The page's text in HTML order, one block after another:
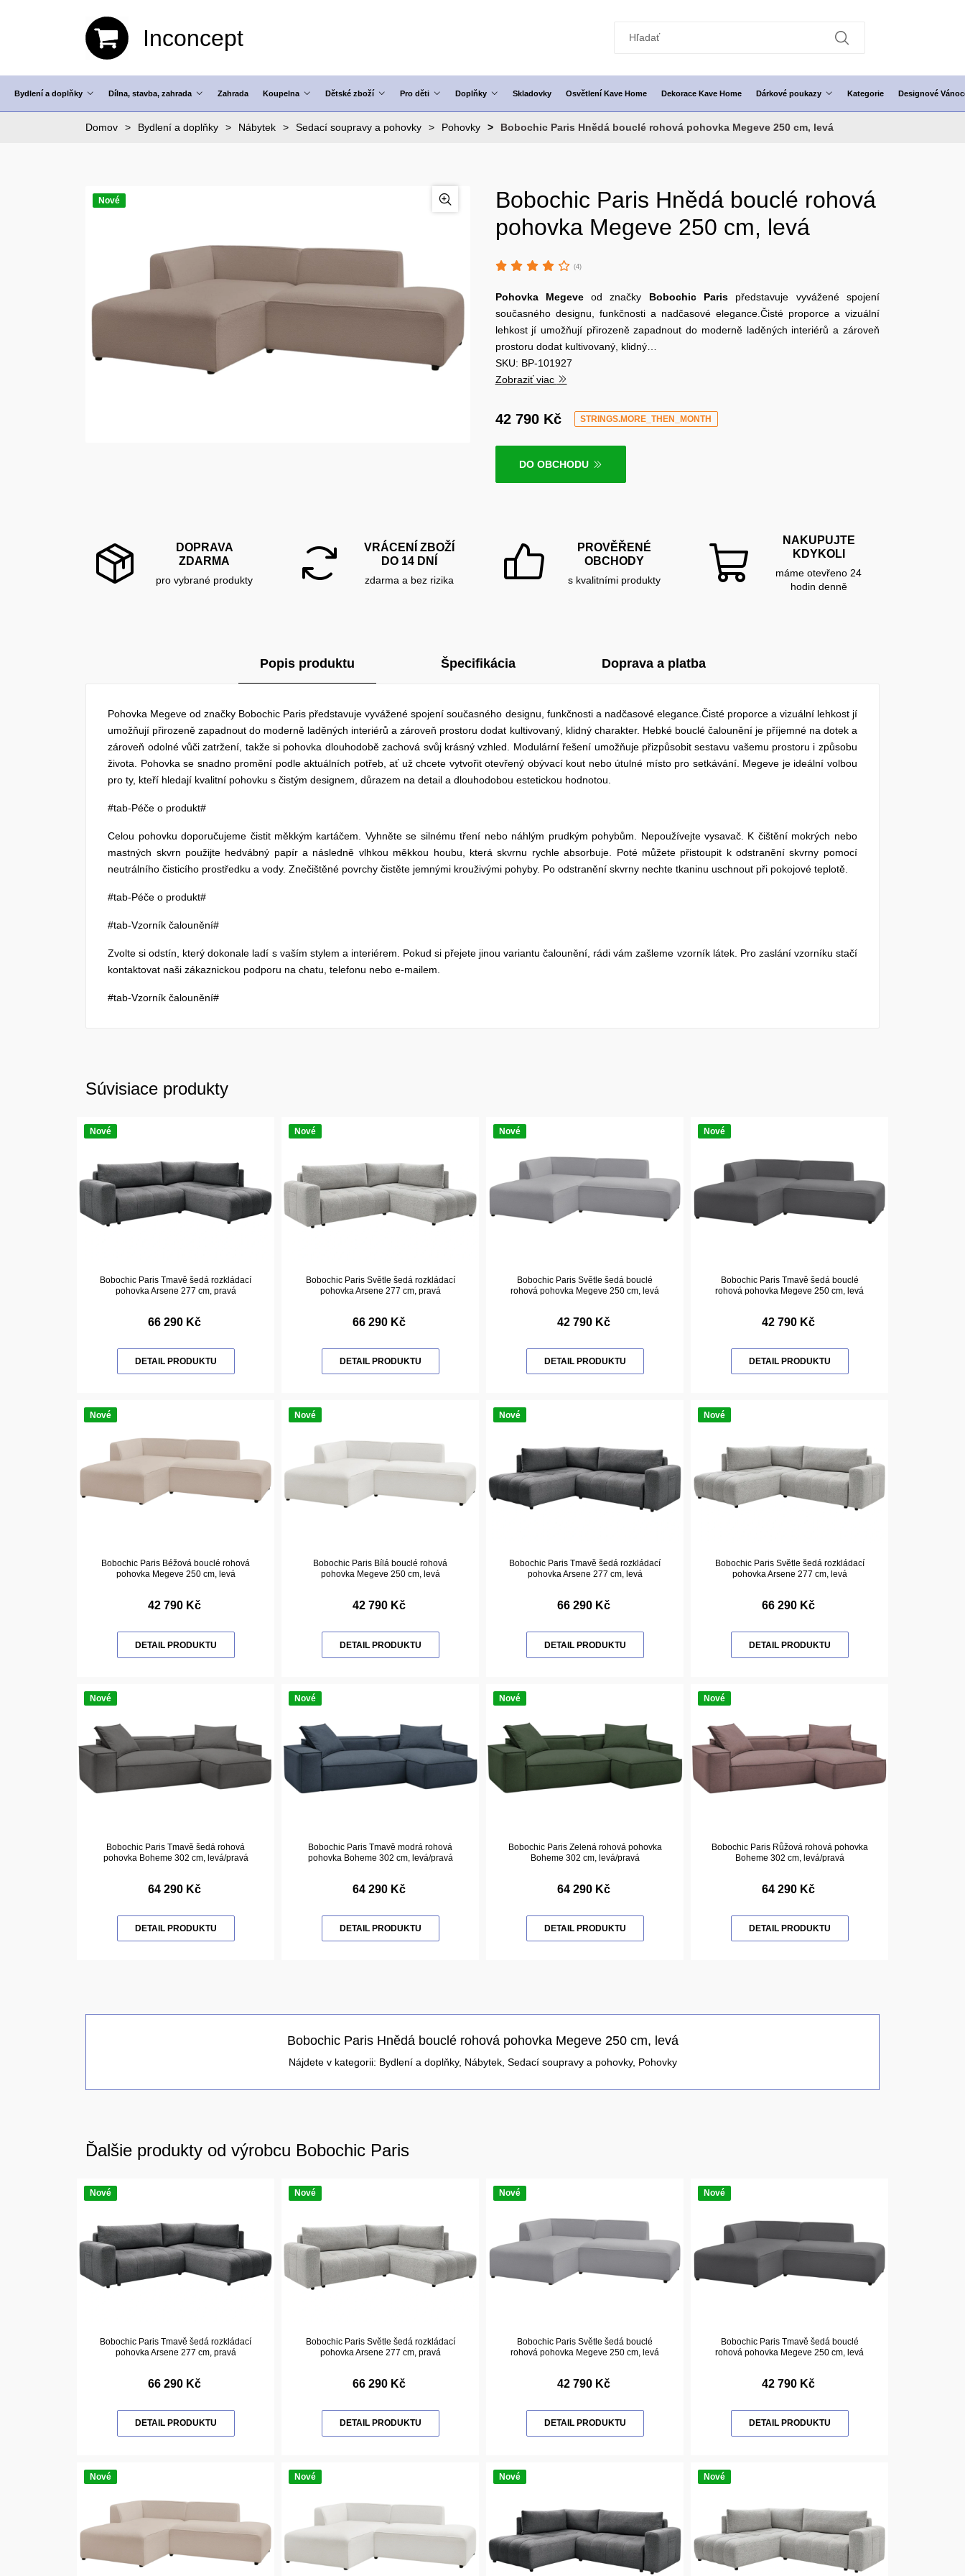
Inconcept
Bydlení a doplňky Dílna, stavba, zahrada Zahrada Koupelna Dětské zboží Pro děti Doplňky Skladovky Osvětlení Kave Home Dekorace Kave Home Dárkové poukazy Kategorie Designové
Domov Bydlení a doplňky Nábytek Sedací soupravy a pohovky Pohovky Bobochic Paris Hnědá bouclé rohová pohovka Megeve 250 cm, levá
Nové
Bobochic Paris Hnědá bouclé rohová
pohovka Megeve 250 cm, levá
(4)
Pohovka Megeveod značky Bobochic Parispředstavuje vyvážené spojení
současného designu, funkčnosti a nadčasové elegance.Čisté proporce a vizuální
lehkost jí umožňují přirozeně zapadnout do moderně laděných interiérů a zároveň
prostoru dodat kultivovaný, klidný…
SKU: BP-101927
Zobraziť viac
42 790 Kč STRINGS.MORE_THEN_MONTH
DO OBCHODU
DOPRAVA
ZDARMA
pro vybrané produkty
VRÁCENÍ ZBOŽÍ
DO 14 DNÍ
zdarma a bez rizika
PROVĚŘENÉ
OBCHODY
s kvalitními produkty
NAKUPUJTE
KDYKOLI
máme otevřeno 24
hodin denně
Popis produktu Špecifikácia Doprava a platba
Pohovka Megeve od značky Bobochic Paris představuje vyvážené spojení současného designu, funkčnosti a nadčasové elegance.Čisté proporce a vizuální lehkost jí
umožňují přirozeně zapadnout do moderně laděných interiérů a zároveň prostoru dodat kultivovaný, klidný charakter. Hebké bouclé čalounění je příjemné na dotek a
zároveň odolné vůči zatržení, takže si pohovka dlouhodobě zachová svůj krásný vzhled. Modulární řešení umožňuje přizpůsobit sestavu vašemu prostoru i způsobu
života. Pohovka se snadno promění podle aktuálních potřeb, ať už chcete vytvořit otevřený obývací kout nebo útulné místo pro setkávání. Megeve je ideální volbou
pro ty, kteří hledají kvalitní pohovku s čistým designem, důrazem na detail a dlouhodobou estetickou hodnotou.
#tab-Péče o produkt#
Celou pohovku doporučujeme čistit měkkým kartáčem. Vyhněte se silnému tření nebo náhlým prudkým pohybům. Nepoužívejte vysavač. K čištění mokrých nebo
mastných skvrn použijte hedvábný papír a následně vlhkou měkkou houbu, která skvrnu rychle absorbuje. Poté můžete přistoupit k odstranění skvrny pomocí
neutrálního čisticího prostředku a vody. Znečištěné povrchy čistěte jemnými krouživými pohyby. Po odstranění skvrny nechte tkaninu uschnout při pokojové teplotě.
#tab-Péče o produkt#
#tab-Vzorník čalounění#
Zvolte si odstín, který dokonale ladí s vaším stylem a interiérem. Pokud si přejete jinou variantu čalounění, rádi vám zašleme vzorník látek. Pro zaslání vzorníku stačí
kontaktovat naši zákaznickou podporu na chatu, telefonu nebo e-mailem.
#tab-Vzorník čalounění#
Súvisiace produkty
Nové
Bobochic Paris Tmavě šedá rozkládací
pohovka Arsene 277 cm, pravá
66 290 Kč
DETAIL PRODUKTU
Nové
Bobochic Paris Světle šedá rozkládací
pohovka Arsene 277 cm, pravá
66 290 Kč
DETAIL PRODUKTU
Nové
Bobochic Paris Světle šedá bouclé
rohová pohovka Megeve 250 cm, levá
42 790 Kč
DETAIL PRODUKTU
Nové
Bobochic Paris Tmavě šedá bouclé
rohová pohovka Megeve 250 cm, levá
42 790 Kč
DETAIL PRODUKTU
Nové
Bobochic Paris Béžová bouclé rohová
pohovka Megeve 250 cm, levá
42 790 Kč
DETAIL PRODUKTU
Nové
Bobochic Paris Bílá bouclé rohová
pohovka Megeve 250 cm, levá
42 790 Kč
DETAIL PRODUKTU
Nové
Bobochic Paris Tmavě šedá rozkládací
pohovka Arsene 277 cm, levá
66 290 Kč
DETAIL PRODUKTU
Nové
Bobochic Paris Světle šedá rozkládací
pohovka Arsene 277 cm, levá
66 290 Kč
DETAIL PRODUKTU
Nové
Bobochic Paris Tmavě šedá rohová
pohovka Boheme 302 cm, levá/pravá
64 290 Kč
DETAIL PRODUKTU
Nové
Bobochic Paris Tmavě modrá rohová
pohovka Boheme 302 cm, levá/pravá
64 290 Kč
DETAIL PRODUKTU
Nové
Bobochic Paris Zelená rohová pohovka
Boheme 302 cm, levá/pravá
64 290 Kč
DETAIL PRODUKTU
Nové
Bobochic Paris Růžová rohová pohovka
Boheme 302 cm, levá/pravá
64 290 Kč
DETAIL PRODUKTU
Bobochic Paris Hnědá bouclé rohová pohovka Megeve 250 cm, levá
Nájdete v kategorii: Bydlení a doplňky, Nábytek, Sedací soupravy a pohovky, Pohovky
Ďalšie produkty od výrobcu Bobochic Paris
Nové
Bobochic Paris Tmavě šedá rozkládací
pohovka Arsene 277 cm, pravá
66 290 Kč
DETAIL PRODUKTU
Nové
Bobochic Paris Světle šedá rozkládací
pohovka Arsene 277 cm, pravá
66 290 Kč
DETAIL PRODUKTU
Nové
Bobochic Paris Světle šedá bouclé
rohová pohovka Megeve 250 cm, levá
42 790 Kč
DETAIL PRODUKTU
Nové
Bobochic Paris Tmavě šedá bouclé
rohová pohovka Megeve 250 cm, levá
42 790 Kč
DETAIL PRODUKTU
Nové Nové Nové Nové